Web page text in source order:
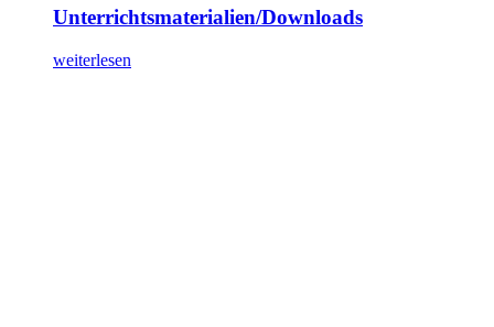
Unterrichtsmaterialien/Downloads
weiterlesen